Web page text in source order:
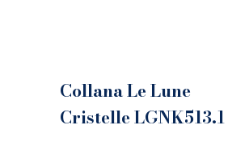
Collana Le Lune
Cristelle LGNK513.1